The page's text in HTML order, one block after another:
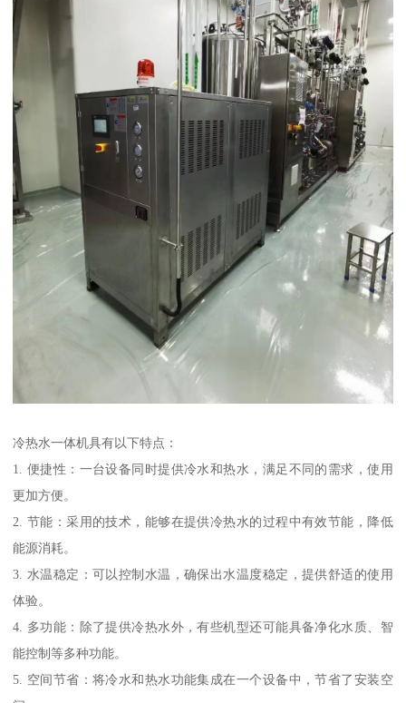
冷热水一体机具有以下特点：
1. 便捷性：一台设备同时提供冷水和热水，满足不同的需求，使用
更加方便。
2. 节能：采用的技术，能够在提供冷热水的过程中有效节能，降低
能源消耗。
3. 水温稳定：可以控制水温，确保出水温度稳定，提供舒适的使用
体验。
4. 多功能：除了提供冷热水外，有些机型还可能具备净化水质、智
能控制等多种功能。
5. 空间节省：将冷水和热水功能集成在一个设备中，节省了安装空